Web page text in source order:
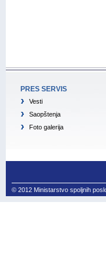
PRES SERVIS
Vesti
Saopštenja
Foto galerija
© 2012 Ministarstvo spoljnih